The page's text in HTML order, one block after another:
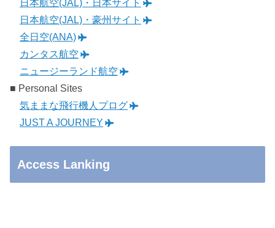
日本航空(JAL)・日本サイト
日本航空(JAL)・豪州サイト
全日空(ANA)
カンタス航空
ニュージーランド航空
■ Personal Sites
気ままな飛行機人プログ
JUST A JOURNEY
Access Lanking